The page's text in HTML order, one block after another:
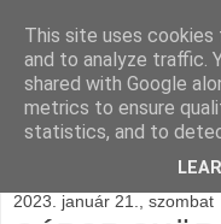
blogjava
2023. január 21., szombat
This site uses
and to analyze traffic.
shared with Google
metrics to ensure
statistics, and to